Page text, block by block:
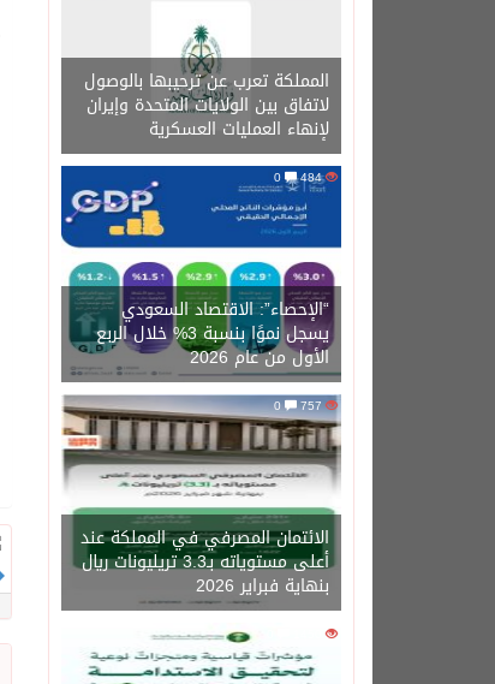
المملكة تعرب عن ترحيبها بالوصول
لاتفاق بين الولايات المتحدة وإيران
لإنهاء العمليات العسكرية
484
“الإحصاء”: الاقتصاد السعودي
يسجل نموًا بنسبة 3% خلال الربع
الأول من عام 2026
757
0
الائتمان المصرفي في المملكة عند
أعلى مستوياته بـ3.3 تريليونات ريال
بنهاية فبراير 2026
1450